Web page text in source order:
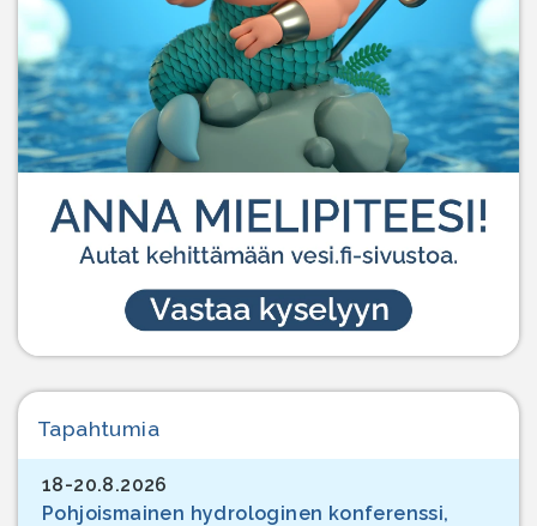
Tapahtumia
18-20.8.2026
Pohjoismainen hydrologinen konferenssi,